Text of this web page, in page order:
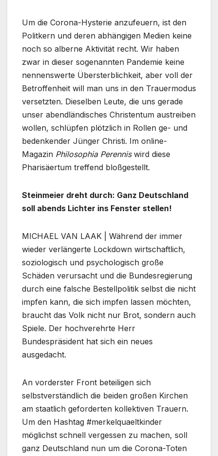
Um die Corona-Hysterie anzufeuern, ist den
Politkern und deren abhängigen Medien keine
noch so alberne Aktivität recht. Wir haben
zwar in dieser sogenannten Pandemie keine
nennenswerte Übersterblichkeit, aber voll der
Betroffenheit will man uns in den Trauermodus
versetzten. Dieselben Leute, die uns gerade
unser abendländisches Christentum austreiben
wollen, schlüpfen plötzlich in Rollen ge- und
bedenkender Jünger Christi. Im online-
Magazin Philosophia Perenniswird diese
Pharisäertum treffend bloßgestellt.
Steinmeier dreht durch: Ganz Deutschland
soll abends Lichter ins Fenster stellen!
MICHAEL VAN LAAK | Während der immer
wieder verlängerte Lockdown wirtschaftlich,
soziologisch und psychologisch große
Schäden verursacht und die Bundesregierung
durch eine falsche Bestellpolitik selbst die nicht
impfen kann, die sich impfen lassen möchten,
braucht das Volk nicht nur Brot, sondern auch
Spiele. Der hochverehrte Herr
Bundespräsident hat sich ein neues
ausgedacht.
An vorderster Front beteiligen sich
selbstverständlich die beiden großen Kirchen
am staatlich geforderten kollektiven Trauern.
Um den Hashtag #merkelquaeltkinder
möglichst schnell vergessen zu machen, soll
ganz Deutschland nun um die Corona-Toten